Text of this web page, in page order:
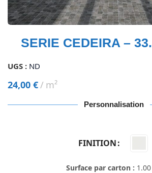
SERIE CEDEIRA –
UGS : ND
24,00 € m²
Personnalisation
FINITION
Surface par carton :